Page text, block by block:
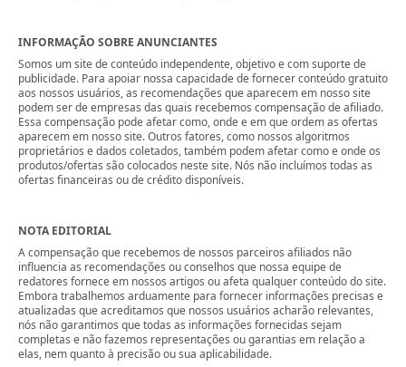
INFORMAÇÃO SOBRE ANUNCIANTES
Somos um site de conteúdo independente, objetivo e com suporte de
publicidade. Para apoiar nossa capacidade de fornecer conteúdo gratuito
aos nossos usuários, as recomendações que aparecem em nosso site
podem ser de empresas das quais recebemos compensação de afiliado.
Essa compensação pode afetar como, onde e em que ordem as ofertas
aparecem em nosso site. Outros fatores, como nossos algoritmos
proprietários e dados coletados, também podem afetar como e onde os
produtos/ofertas são colocados neste site. Nós não incluímos todas as
ofertas financeiras ou de crédito disponíveis.
NOTA EDITORIAL
A compensação que recebemos de nossos parceiros afiliados não
influencia as recomendações ou conselhos que nossa equipe de
redatores fornece em nossos artigos ou afeta qualquer conteúdo do site.
Embora trabalhemos arduamente para fornecer informações precisas e
atualizadas que acreditamos que nossos usuários acharão relevantes,
nós não garantimos que todas as informações fornecidas sejam
completas e não fazemos representações ou garantias em relação a
elas, nem quanto à precisão ou sua aplicabilidade.